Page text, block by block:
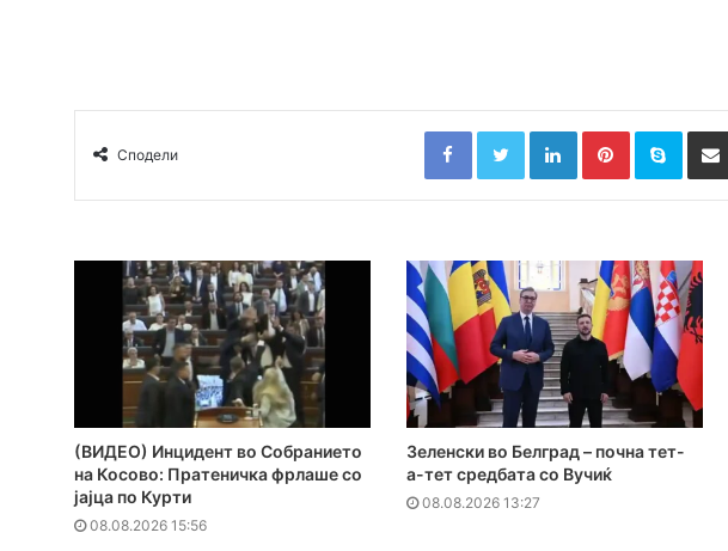
Сподели
FacebookTwitterLinkedInPinterestSkype
(ВИДЕО) Инцидент во Собранието
на Косово: Пратеничка фрлаше со
јајца по Курти
08.08.2026 15:56
Зеленски во Белград – почна тет-
а-тет средбата со Вучиќ
08.08.2026 13:27